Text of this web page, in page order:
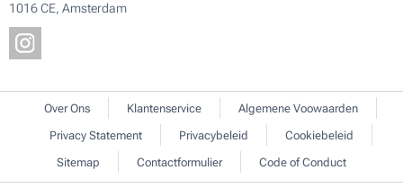
1016 CE, Amsterdam
Over Ons Klantenservice
Algemene Voowaarden
Privacy Statement
Privacybeleid
Cookiebeleid
Sitemap
Contactformulier Code of Conduct